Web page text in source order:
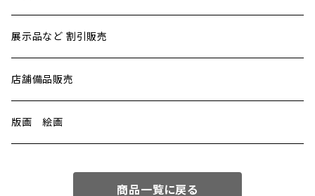
陶芸
中里隆（ナカザト タカシ）
中里太亀（ナカザト タキ）
ガラス
谷道 和博（タニミチ カズヒロ）
漆器
展示品など 割引販売
店舗備品販売
版画 絵画
商品一覧に戻る